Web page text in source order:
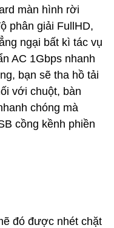
màn hình rời
phân giải FullHD,
ngại bất kì tác vụ
AC 1Gbps nhanh
bạn sẽ tha hồ tải
với chuột, bàn
chóng mà
cồng kềnh phiền
đó được nhét chặt